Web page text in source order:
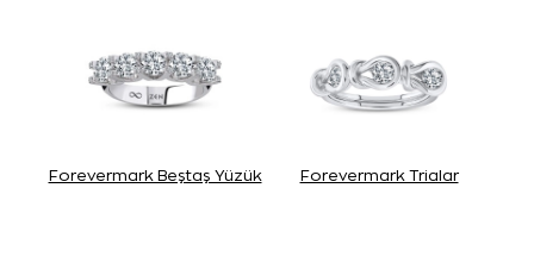
Forevermark Beştaş Yüzük Forevermark Trialar